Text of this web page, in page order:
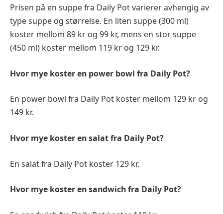
Prisen på en suppe fra Daily Pot varierer avhengig av
type suppe og størrelse. En liten suppe (300 ml)
koster mellom 89 kr og 99 kr, mens en stor suppe
(450 ml) koster mellom 119 kr og 129 kr.
Hvor mye koster en power bowl fra Daily Pot?
En power bowl fra Daily Pot koster mellom 129 kr og
149 kr.
Hvor mye koster en salat fra Daily Pot?
En salat fra Daily Pot koster 129 kr.
Hvor mye koster en sandwich fra Daily Pot?